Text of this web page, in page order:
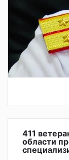
411
области